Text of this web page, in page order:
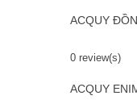
ACQUY
0 review(s)
ACQUY